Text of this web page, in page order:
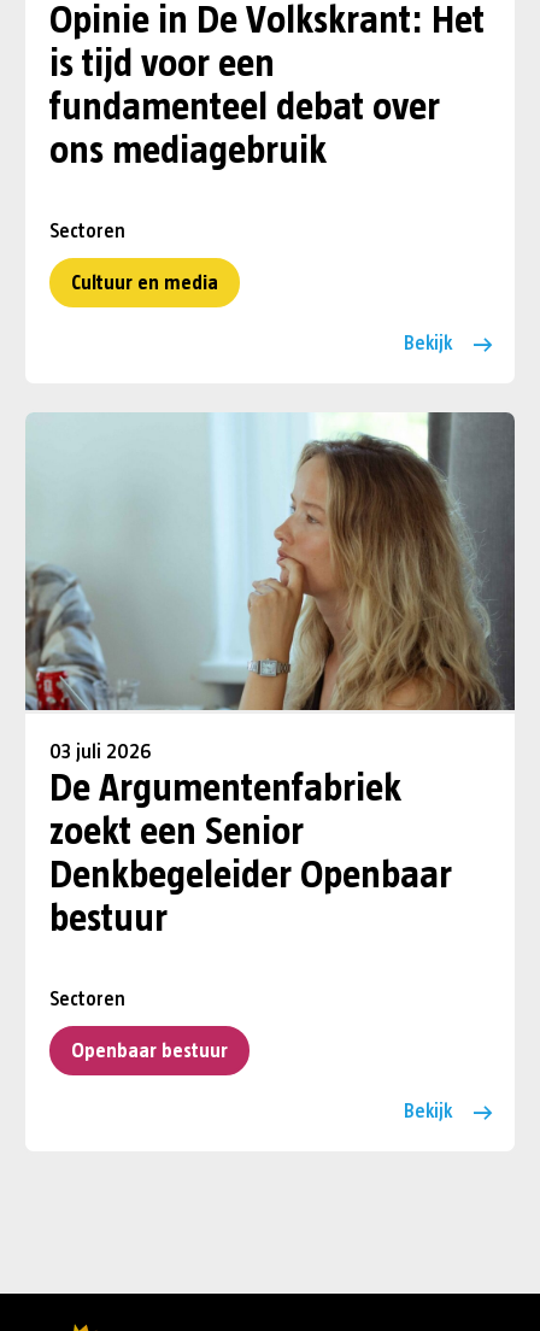
Opinie in De Volkskrant: Het
is tijd voor een
fundamenteel debat over
ons mediagebruik
Sectoren
Cultuur en media
Bekijk
03 juli 2026
De Argumentenfabriek
zoekt een Senior
Denkbegeleider Openbaar
bestuur
Sectoren
Openbaar bestuur
Bekijk